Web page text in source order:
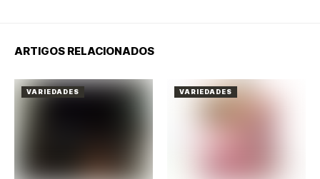
ARTIGOS RELACIONADOS
VARIEDADES VARIEDADES